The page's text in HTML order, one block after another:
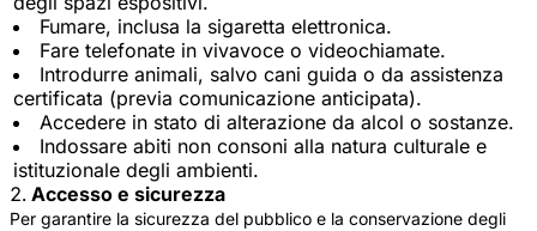
Fumare, inclusa la sigaretta elettronica.
Fare telefonate in vivavoce o videochiamate.
Introdurre animali, salvo cani guida o da assistenza
certificata (previa comunicazione anticipata).
Accedere in stato di alterazione da alcol o sostanze.
Indossare abiti non consoni alla natura culturale e
istituzionale degli ambienti.
Accesso e sicurezza
Per garantire la sicurezza del pubblico e la conservazione degli